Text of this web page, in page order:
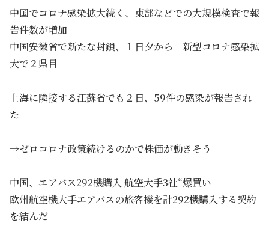
中国でコロナ感染拡大続く、東部などでの大規模検査で報
告件数が増加
中国安徽省で新たな封鎖、１日夕から－新型コロナ感染拡
大で２県目
上海に隣接する江蘇省でも２日、59件の感染が報告され
た
→ゼロコロナ政策続けるのかで株価が動きそう
中国、エアバス292機購入 航空大手3社“爆買い
欧州航空機大手エアバスの旅客機を計292機購入する契約
を結んだ